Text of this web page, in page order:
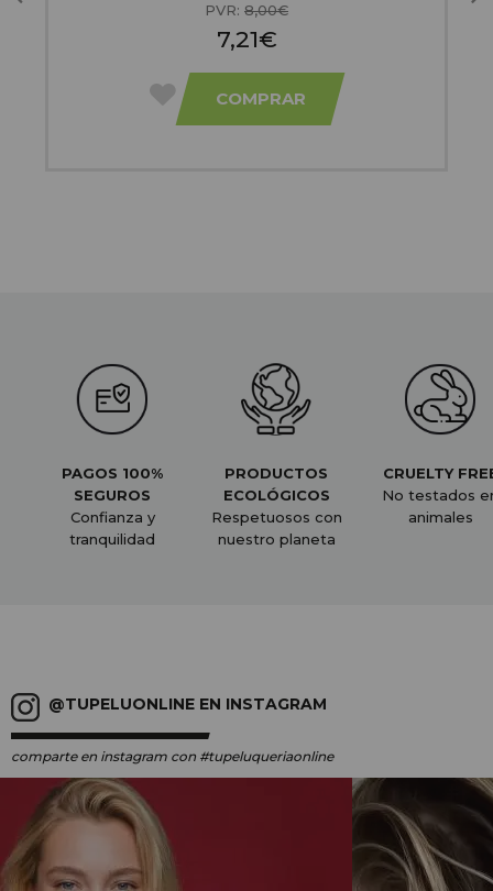
PVR: 8,00€
7,21€
COMPRAR
PAGOS 100%
SEGUROS
Confianza y
tranquilidad
PRODUCTOS
ECOLÓGICOS
Respetuosos con
nuestro planeta
CRUELTY
No testados
animales
@TUPELUONLINE EN INSTAGRAM
comparte en instagram con #tupeluqueriaonline